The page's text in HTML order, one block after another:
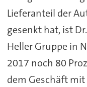
Lieferanteil der
gesenkt hat, ist
Heller Gruppe in
2017 noch 80
dem Geschäft